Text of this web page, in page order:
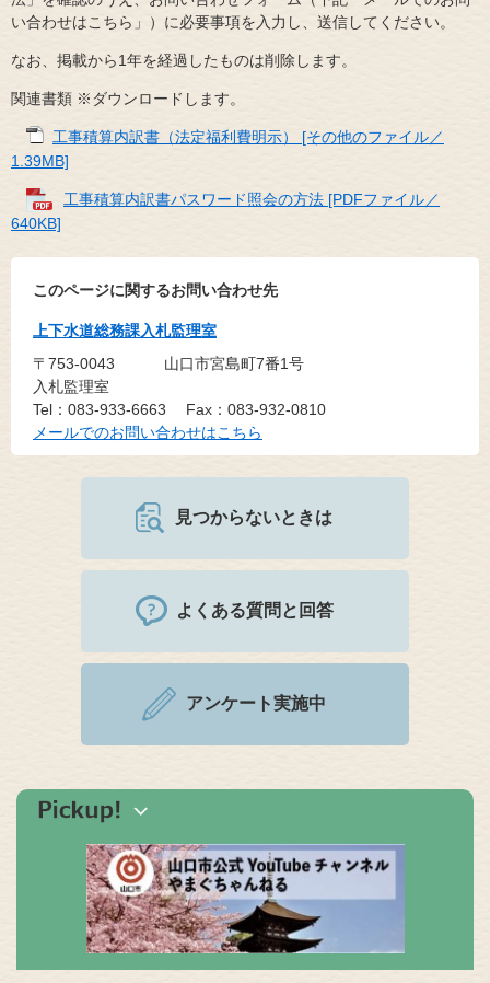
い合わせはこちら」）に必要事項を入力し、送信してください。
なお、掲載から1年を経過したものは削除します。
関連書類 ※ダウンロードします。
工事積算内訳書（法定福利費明示） [その他のファイル／
1.39MB]
工事積算内訳書パスワード照会の方法 [PDFファイル／
640KB]
このページに関するお問い合わせ先
上下水道総務課入札監理室
〒753-0043
山口市宮島町7番1号
入札監理室
Tel：083-933-6663
Fax：083-932-0810
メールでのお問い合わせはこちら
見つからないときは
よくある質問と回答
アンケート実施中